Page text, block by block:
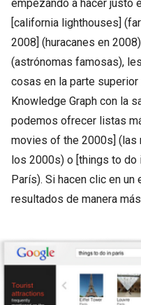
empezando a hacer justo
[california lighthouses]
2008] (huracanes en
(astrónomas famosas),
cosas en la parte
Knowledge Graph con la
podemos ofrecer listas
movies of the 2000s] (las
los 2000s) o [things to do
París). Si hacen clic en
resultados de manera